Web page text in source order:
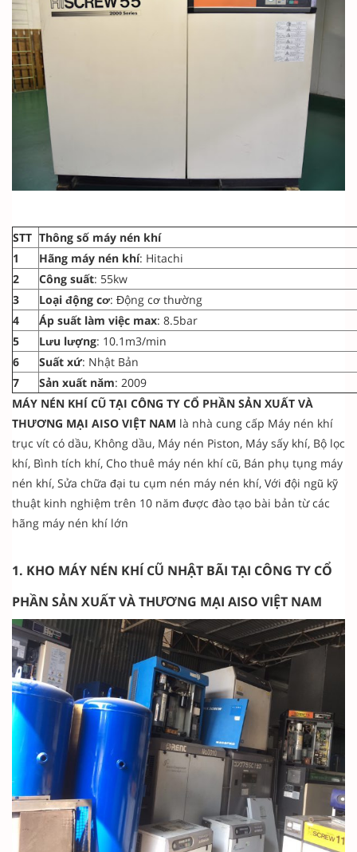
STT Thông số máy nén khí
1
Hãng máy nén khí: Hitachi
2
Công suất: 55kw
3
Loại động cơ: Động cơ thường
4
Áp suất làm việc max: 8.5bar
5
Lưu lượng: 10.1m3/min
6
Suất xứ: Nhật Bản
7
Sản xuất năm: 2009
MÁY NÉN KHÍ CŨ TẠI CÔNG TY CỔ PHẦN SẢN XUẤT VÀ
THƯƠNG MẠI AISO VIỆT NAM là nhà cung cấp Máy nén khí
trục vít có dầu, Không dầu, Máy nén Piston, Máy sấy khí, Bộ lọc
khí, Bình tích khí, Cho thuê máy nén khí cũ, Bán phụ tụng máy
nén khí, Sửa chữa đại tu cụm nén máy nén khí, Với đội ngũ kỹ
thuật kinh nghiệm trên 10 năm được đào tạo bài bản từ các
hãng máy nén khí lớn
1. KHO MÁY NÉN KHÍ CŨ NHẬT BÃI TẠI CÔNG TY CỔ
PHẦN SẢN XUẤT VÀ THƯƠNG MẠI AISO VIỆT NAM